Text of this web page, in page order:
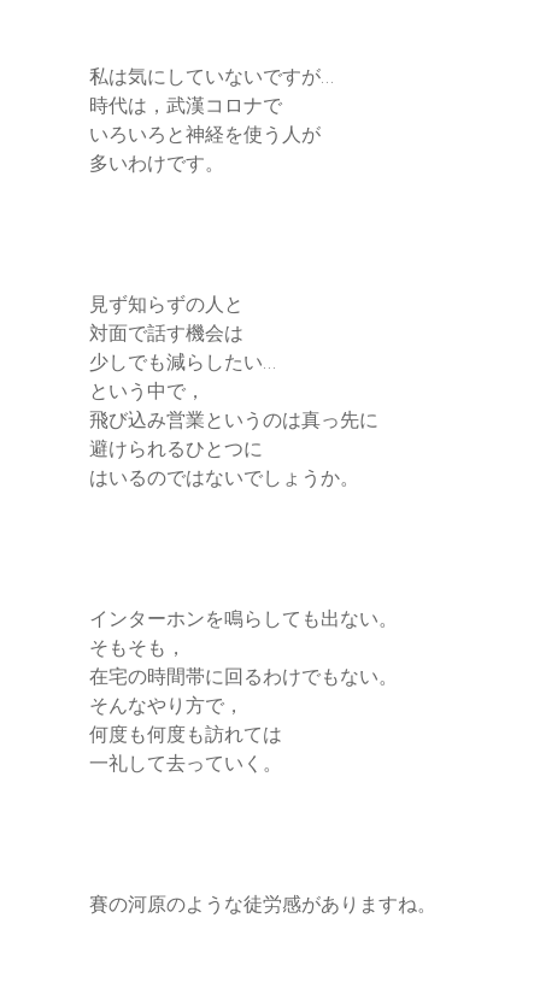
私は気にしていないですが…
時代は，武漢コロナで
いろいろと神経を使う人が
多いわけです。
見ず知らずの人と
対面で話す機会は
少しでも減らしたい…
という中で，
飛び込み営業というのは真っ先に
避けられるひとつに
はいるのではないでしょうか。
インターホンを鳴らしても出ない。
そもそも，
在宅の時間帯に回るわけでもない。
そんなやり方で，
何度も何度も訪れては
一礼して去っていく。
賽の河原のような徒労感がありますね。